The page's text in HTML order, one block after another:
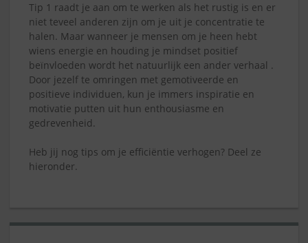
Tip 1 raadt je aan om te werken als het rustig is en er
niet teveel anderen zijn om je uit je concentratie te
halen. Maar wanneer je mensen om je heen hebt
wiens energie en houding je mindset positief
beïnvloeden wordt het natuurlijk een ander verhaal .
Door jezelf te omringen met gemotiveerde en
positieve individuen, kun je immers inspiratie en
motivatie putten uit hun enthousiasme en
gedrevenheid.
Heb jij nog tips om je efficiëntie verhogen? Deel ze
hieronder.